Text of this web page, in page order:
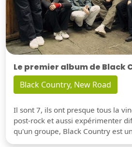
Le premier album de Black
Black Country, New Road
Il sont 7, ils ont presque tous la
post-rock et aussi expérimenter
qu'un groupe, Black Country est